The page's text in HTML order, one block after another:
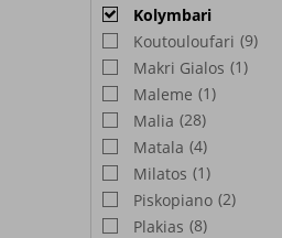
Kolymbari
Koutouloufari (9)
Makri Gialos (1)
Maleme (1)
Malia (28)
Matala (4)
Milatos (1)
Piskopiano (2)
Plakias (8)